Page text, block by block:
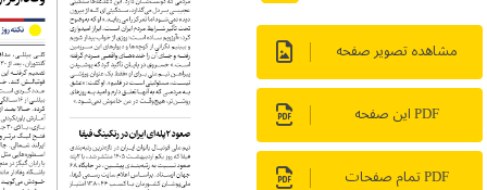
مشاهده تصویر صفحه
PDF این صفحه
PDF تمام صفحات